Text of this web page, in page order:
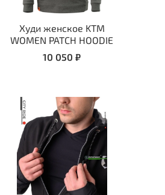
Худи женское KTM
WOMEN PATCH HOODIE
10 050 ₽